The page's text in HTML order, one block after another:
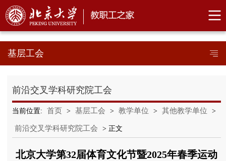
基层工会
前沿交叉学科研究院工会
当前位置: 首页 > 基层工会 > 教学单位 > 其他教学单位 >
前沿交叉学科研究院工会 > 正文
北京大学第32届体育文化节暨2025年春季运动